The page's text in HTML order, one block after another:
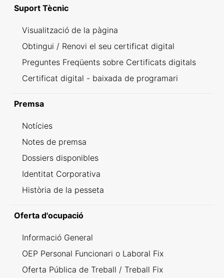
Suport Tècnic
Visualització de la pàgina
Obtingui / Renovi el seu certificat digital
Preguntes Freqüents sobre Certificats digitals
Certificat digital - baixada de programari
Premsa
Notícies
Notes de premsa
Dossiers disponibles
Identitat Corporativa
Història de la pesseta
Oferta d'ocupació
Informació General
OEP Personal Funcionari o Laboral Fix
Oferta Pública de Treball / Treball Fix